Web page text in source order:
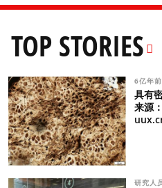
TOP STORIES
6亿年
具有
来源
研究人